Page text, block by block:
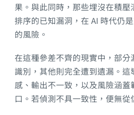
果。與此同時，那些埋沒在積壓
排序的已知漏洞，在 AI 時代仍
的風險。
在這種參差不齊的現實中，部分
識別，其他則完全遭到遺漏。這
感、輸出不一致，以及風險涵蓋
口。若偵測不具一致性，便無從